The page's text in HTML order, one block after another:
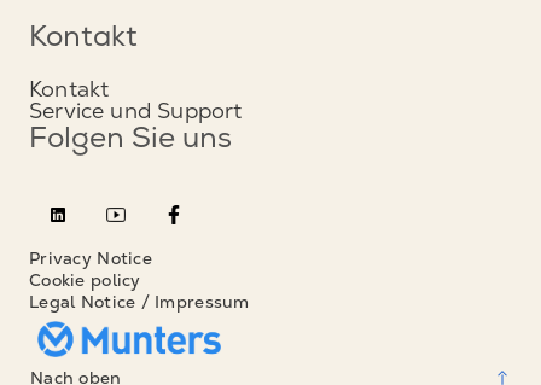
Kontakt
Kontakt
Service und Support
Folgen Sie uns
Privacy Notice
Cookie policy
Legal Notice / Impressum
Nach oben